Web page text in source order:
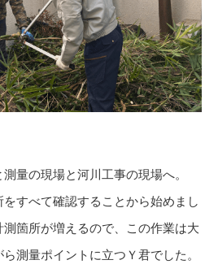
量の現場と河川工事の現場へ。
すべて確認することから始めまし
箇所が増えるので、この作業は大
測量ポイントに立つＹ君でした。